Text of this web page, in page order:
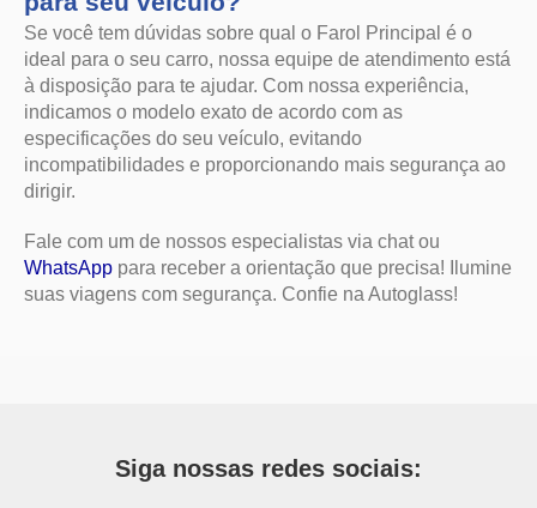
dirigir.
Fale com um de nossos especialistas via chat ou
WhatsApp
para receber a orientação que precisa! Ilumine
suas viagens com segurança. Confie na Autoglass!
Siga nossas redes sociais: